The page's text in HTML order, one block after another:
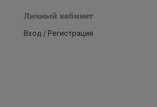
Личный кабинет
Вход / Регистрация